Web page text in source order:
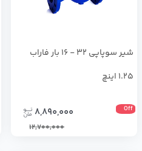
شير سوپاپي 32 - 16 بار فاراب
1.25 اینچ
Off
8,890,000
12,700,000